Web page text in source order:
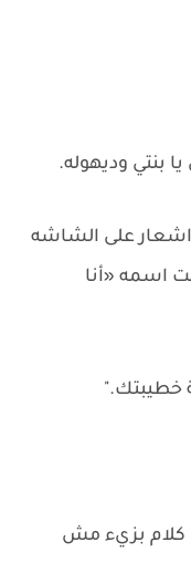
بنتي وديهوله.
اشعار على الشاشه
اسمه «أنا
خطيبتك."
كلام بزيء مش